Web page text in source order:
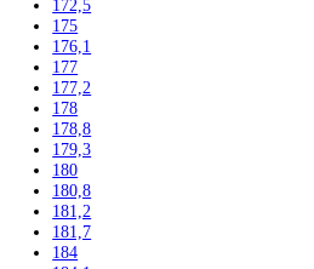
140,1
140,2
141,3
142
142,5
143
144,7
145
155
157
157,1
157,4